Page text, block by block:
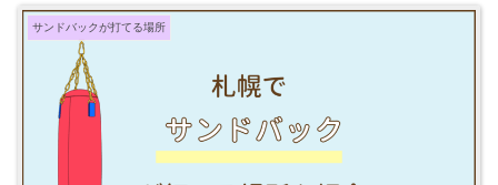
サンドバックが打てる場所